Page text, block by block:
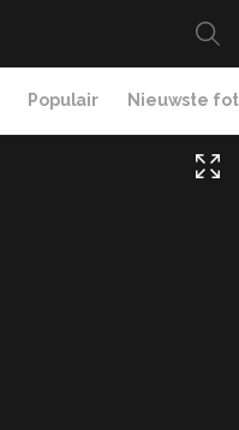
Populair Nieuwste